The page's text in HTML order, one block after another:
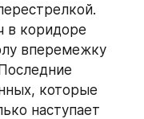
в коридоре
вперемежку
которые
наступает